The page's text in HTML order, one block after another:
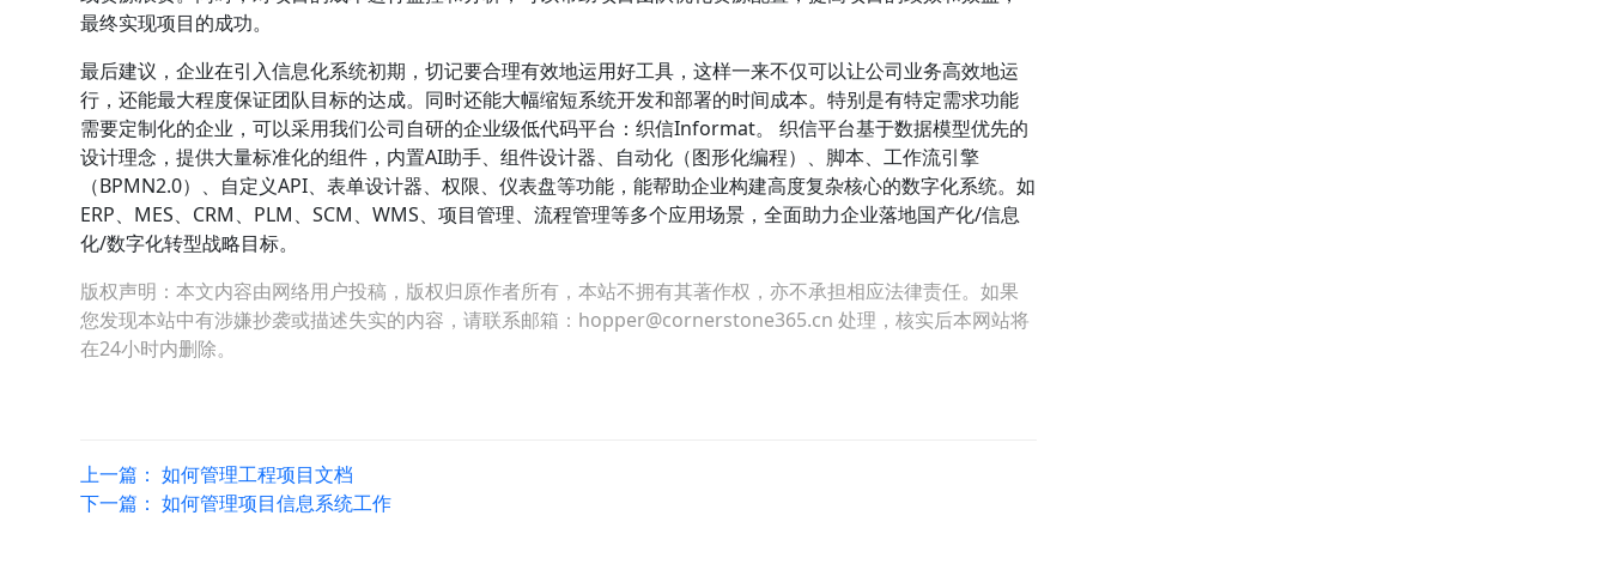
最终实现项目的成功。
最后建议，企业在引入信息化系统初期，切记要合理有效地运用好工具，这样一来不仅可以让公司业务高效地运
行，还能最大程度保证团队目标的达成。同时还能大幅缩短系统开发和部署的时间成本。特别是有特定需求功能
需要定制化的企业，可以采用我们公司自研的企业级低代码平台：织信Informat。 织信平台基于数据模型优先的
设计理念，提供大量标准化的组件，内置AI助手、组件设计器、自动化（图形化编程）、脚本、工作流引擎
（BPMN2.0）、自定义API、表单设计器、权限、仪表盘等功能，能帮助企业构建高度复杂核心的数字化系统。如
ERP、MES、CRM、PLM、SCM、WMS、项目管理、流程管理等多个应用场景，全面助力企业落地国产化/信息
化/数字化转型战略目标。
版权声明：本文内容由网络用户投稿，版权归原作者所有，本站不拥有其著作权，亦不承担相应法律责任。如果
您发现本站中有涉嫌抄袭或描述失实的内容，请联系邮箱：hopper@cornerstone365.cn 处理，核实后本网站将
在24小时内删除。
上一篇：如何管理工程项目文档
下一篇：如何管理项目信息系统工作